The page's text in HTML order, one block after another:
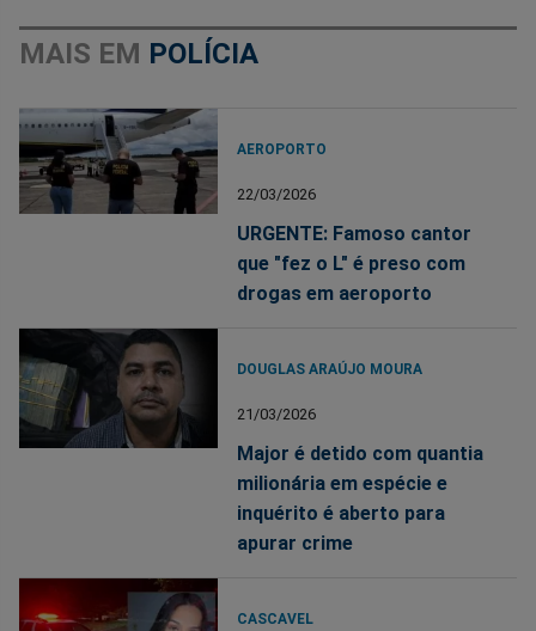
MAIS EM POLÍCIA
AEROPORTO
22/03/2026
URGENTE: Famoso cantor
que "fez o L" é preso com
drogas em aeroporto
DOUGLAS ARAÚJO MOURA
21/03/2026
Major é detido com quantia
milionária em espécie e
inquérito é aberto para
apurar crime
CASCAVEL